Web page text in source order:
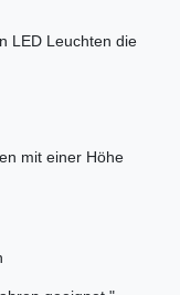
LED Leuchten die
mit einer Höhe